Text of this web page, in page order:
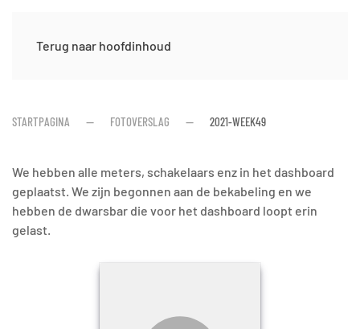
Terug naar hoofdinhoud
STARTPAGINA FOTOVERSLAG 2021-WEEK49
We hebben alle meters, schakelaars enz in het dashboard
geplaatst. We zijn begonnen aan de bekabeling en we
hebben de dwarsbar die voor het dashboard loopt erin
gelast.